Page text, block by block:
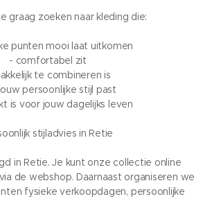
graag zoeken naar kleding die:
punten mooi laat uitkomen
- comfortabel zit
te combineren is
persoonlijke stijl past
is voor jouw dagelijks leven
stijladvies in Retie
in Retie. Je kunt onze collectie online
de webshop. Daarnaast organiseren we
fysieke verkoopdagen, persoonlijke